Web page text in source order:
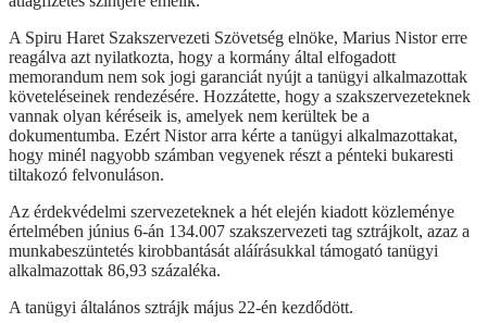
A Spiru Haret Szakszervezeti Szövetség elnöke, Marius Nistor erre
reagálva azt nyilatkozta, hogy a kormány által elfogadott
memorandum nem sok jogi garanciát nyújt a tanügyi alkalmazottak
követeléseinek rendezésére. Hozzátette, hogy a szakszervezeteknek
vannak olyan kéréseik is, amelyek nem kerültek be a
dokumentumba. Ezért Nistor arra kérte a tanügyi alkalmazottakat,
hogy minél nagyobb számban vegyenek részt a pénteki bukaresti
tiltakozó felvonuláson.
Az érdekvédelmi szervezeteknek a hét elején kiadott közleménye
értelmében június 6-án 134.007 szakszervezeti tag sztrájkolt, azaz a
munkabeszüntetés kirobbantását aláírásukkal támogató tanügyi
alkalmazottak 86,93 százaléka.
A tanügyi általános sztrájk május 22-én kezdődött.